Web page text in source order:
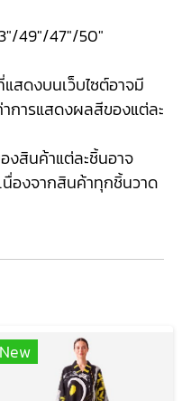
49"/47"/50"
ดงบนเว็บไซต์อาจมี
การแสดงผลสีของแต่ละ
ค้าแต่ละชิ้นอาจ
องจากสินค้าทุกชิ้นวาด
New